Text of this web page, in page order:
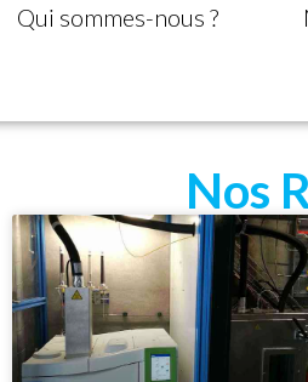
Qui sommes-nous ?
Nos